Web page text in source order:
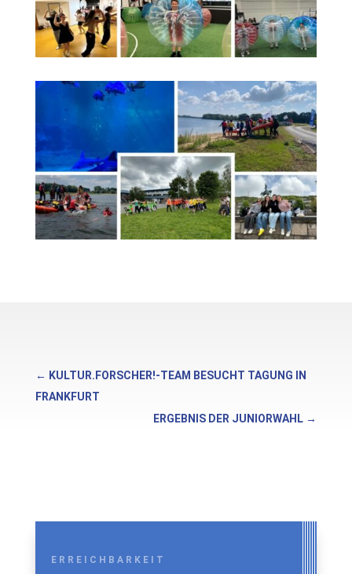
← KULTUR.FORSCHER!-TEAM BESUCHT TAGUNG IN
FRANKFURT
ERGEBNIS DER JUNIORWAHL →
ERREICHBARKEIT